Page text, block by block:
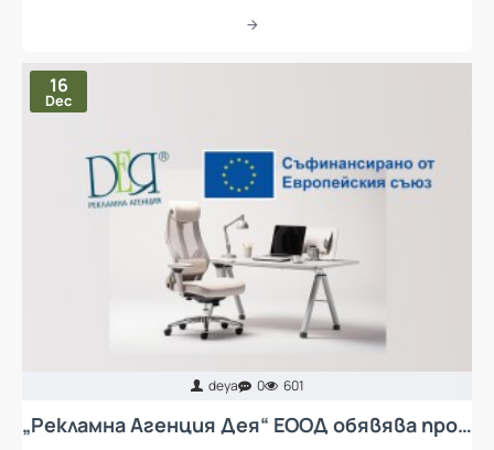
16
Dec
deya 0 601
„Рекламна Агенция Дея“ ЕООД обявява процедура за избор на изпълнител с предмет „Доставка и монтаж на колективни предпазни средства за осъществяване на ергономия при работа и мебели за кът за отдих за работещите в Рекламна Агенция Дея ЕООД